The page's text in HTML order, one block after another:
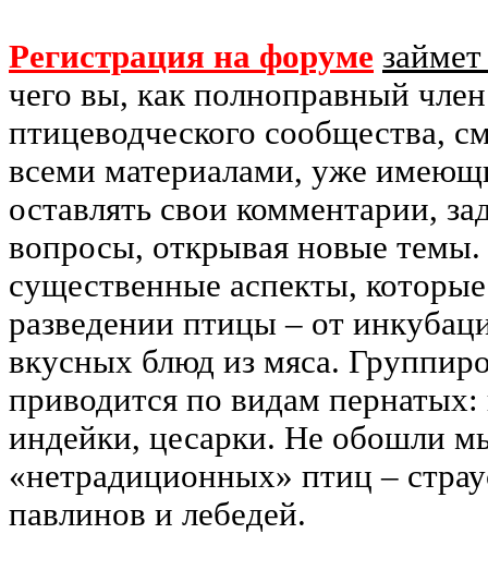
Регистрация на форуме
чего вы, как полноправный
птицеводческого сообщества,
всеми материалами, уже
оставлять свои комментарии,
вопросы, открывая новые
существенные аспекты,
разведении птицы – от
вкусных блюд из мяса.
приводится по видам
индейки, цесарки. Не обошли
«нетрадиционных» птиц –
павлинов и лебедей.